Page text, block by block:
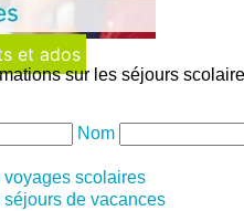
et ados
sur les séjours
Nom
voyages scolaires
séjours de vacances